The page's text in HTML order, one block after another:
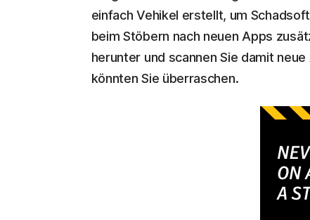
einfach Vehikel erstellt, um
beim Stöbern nach neuen Apps
herunter und scannen Sie damit
könnten Sie überraschen.